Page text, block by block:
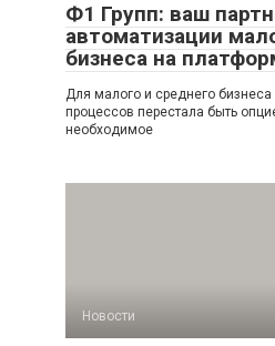
Ф1 Групп: ваш
автоматизации
бизнеса на
Для малого и среднего бизнеса
процессов перестала быть
необходимое
Новости